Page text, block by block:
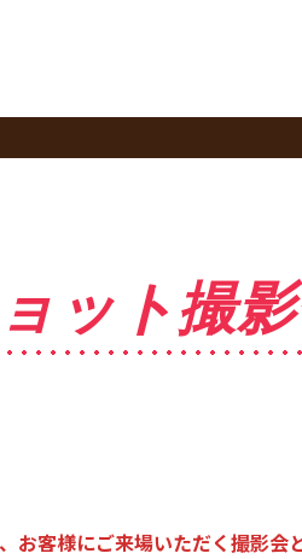
ット撮
お客様にご来場いただく撮影会